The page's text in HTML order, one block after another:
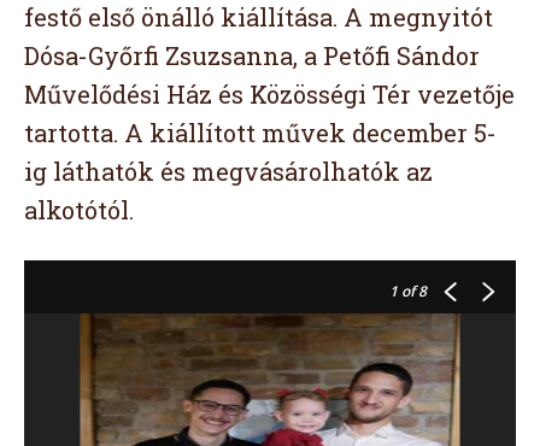
festő első önálló kiállítása. A megnyitót
Dósa-Győrfi Zsuzsanna, a Petőfi Sándor
Művelődési Ház és Közösségi Tér vezetője
tartotta. A kiállított művek december 5-
ig láthatók és megvásárolhatók az
alkotótól.
1 of 8